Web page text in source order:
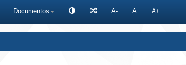
Documentos A- A A+